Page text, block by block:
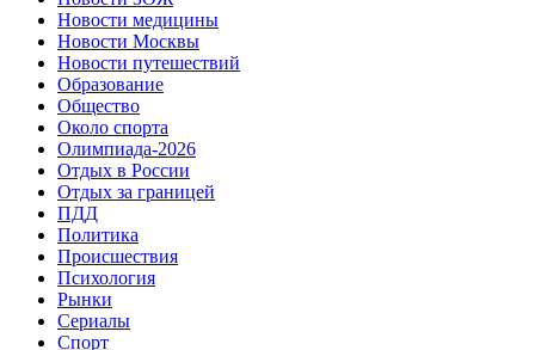
Новости медицины
Новости Москвы
Новости путешествий
Образование
Общество
Около спорта
Олимпиада-2026
Отдых в России
Отдых за границей
ПДД
Политика
Происшествия
Психология
Рынки
Сериалы
Спорт